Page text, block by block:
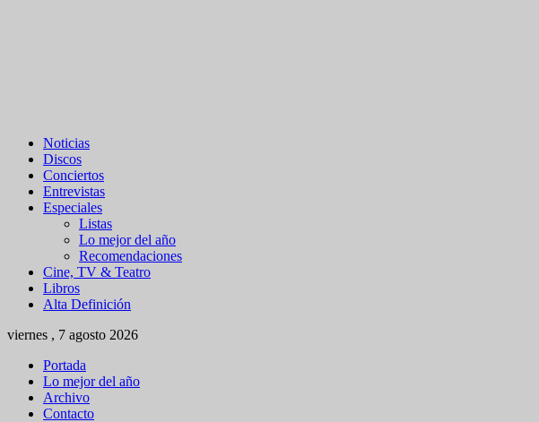
Noticias
Discos
Conciertos
Entrevistas
Especiales
Listas
Lo mejor del año
Recomendaciones
Cine, TV & Teatro
Libros
Alta Definición
viernes , 7 agosto 2026
Portada
Lo mejor del año
Archivo
Contacto